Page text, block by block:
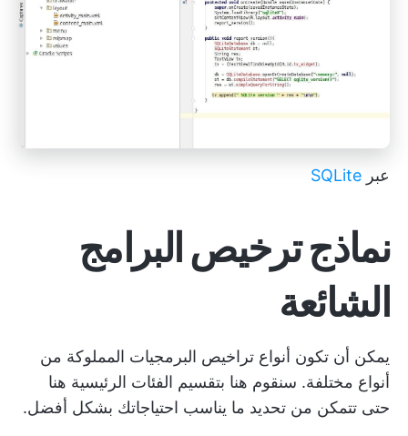
عبر SQLite
نماذج ترخيص البرامج
الشائعة
يمكن أن تكون أنواع تراخيص البرمجيات المملوكة من
أنواع مختلفة. سنقوم هنا بتقسيم الفئات الرئيسية هنا
حتى تتمكن من تحديد ما يناسب احتياجاتك بشكل أفضل.